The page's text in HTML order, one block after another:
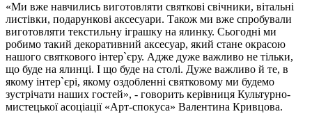
«Ми вже навчились виготовляти святкові свічники, вітальні
листівки, подарункові аксесуари. Також ми вже спробували
виготовляти текстильну іграшку на ялинку. Сьогодні ми
робимо такий декоративний аксесуар, який стане окрасою
нашого святкового інтер`єру. Адже дуже важливо не тільки,
що буде на ялинці. І що буде на столі. Дуже важливо й те, в
якому інтер`єрі, якому оздобленні святковому ми будемо
зустрічати наших гостей», - говорить керівниця Культурно-
мистецької асоціації «Арт-спокуса» Валентина Кривцова.